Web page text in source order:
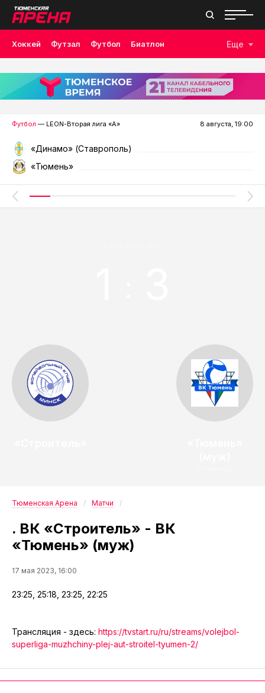
Хоккей Футзал Футбол Биатлон
Лыжные гонки Волейбол Плавание Дзюдо
Скалолазание Велоспорт Бокс
Еще
Футбол — LEON-Вторая лига «А» 8 августа, 19:00
«Динамо» (Ставрополь)
«Тюмень»
Тюменская Арена Матчи
. ВК «Строитель» - ВК
«Тюмень» (муж)
17 мая 2023, 16:00
23:25, 25:18, 23:25, 22:25
Трансляция - здесь: https://tvstart.ru/ru/streams/volejbol-
superliga-muzhchiny-plej-aut-stroitel-tyumen-2/